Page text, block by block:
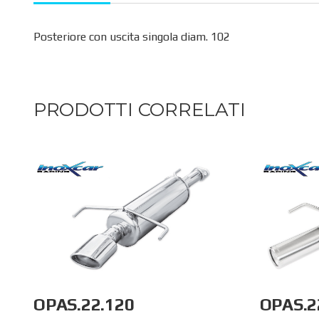
Posteriore con uscita singola diam. 102
PRODOTTI CORRELATI
OPAS.22.120